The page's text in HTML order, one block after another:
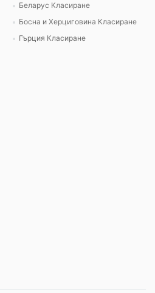
Беларус Класиране
Босна и Херциговина Класиране
Гърция Класиране